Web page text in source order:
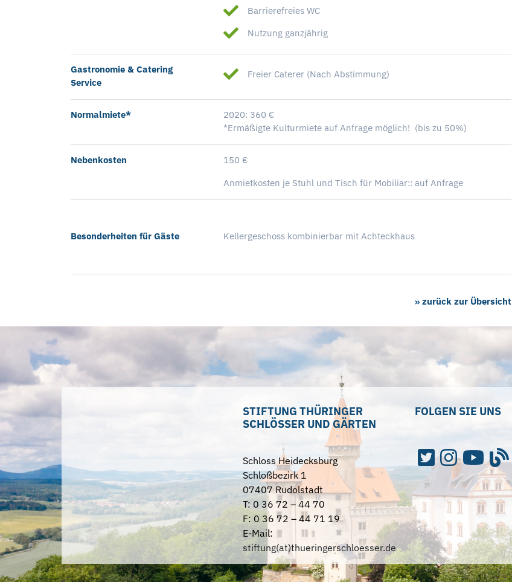
Barrierefreies WC
Nutzung ganzjährig
Gastronomie & Catering
Service
Freier Caterer (Nach Abstimmung)
Normalmiete*
2020: 360 €
*Ermäßigte Kulturmiete auf Anfrage möglich! (bis zu 50%)
Nebenkosten
150 €
Anmietkosten je Stuhl und Tisch für Mobiliar:: auf Anfrage
Besonderheiten für Gäste Kellergeschoss kombinierbar mit Achteckhaus
» zurück zur Übersicht
STIFTUNG THÜRINGER
SCHLÖSSER UND GÄRTEN
Schloss Heidecksburg
Schloßbezirk 1
07407 Rudolstadt
T: 0 36 72 – 44 70
F: 0 36 72 – 44 71 19
E-Mail:
stiftung(at)thueringerschloesser.de
FOLGEN SIE UNS